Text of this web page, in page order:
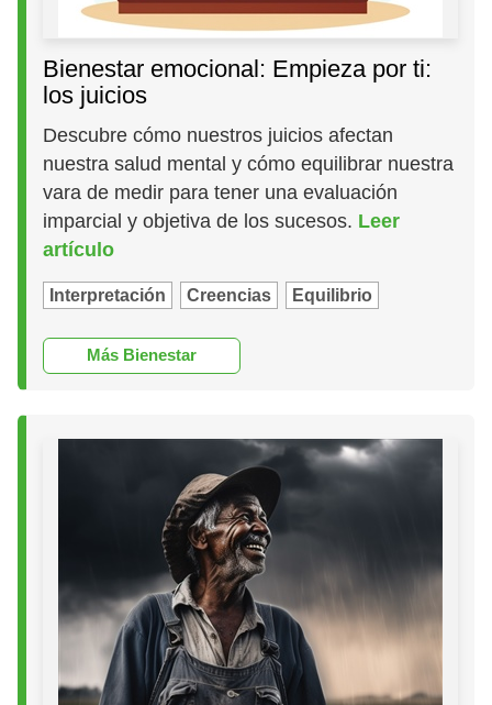
Bienestar emocional: Empieza por ti:
los juicios
Descubre cómo nuestros juicios afectan
nuestra salud mental y cómo equilibrar nuestra
vara de medir para tener una evaluación
imparcial y objetiva de los sucesos. Leer
artículo
Interpretación Creencias Equilibrio
Más Bienestar